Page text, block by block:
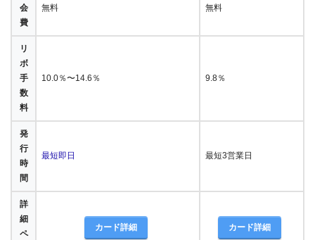
会
費
無料 無料
リ
ボ
手
数
料
10.0％〜14.6％ 9.8％
発
行
時
間
最短即日 最短3営業日
詳
細
ペ
カード詳細 カード詳細